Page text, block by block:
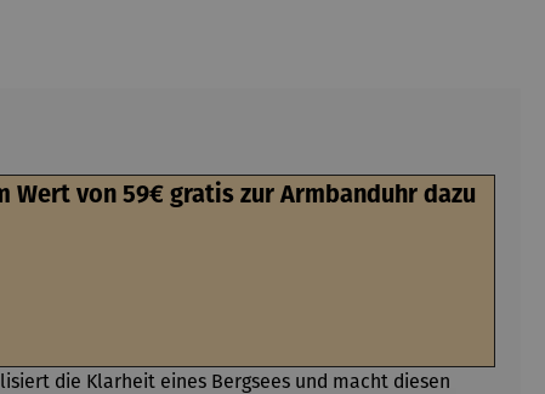
Wert von 59€ gratis zur Armbanduhr dazu
die Klarheit eines Bergsees und macht diesen